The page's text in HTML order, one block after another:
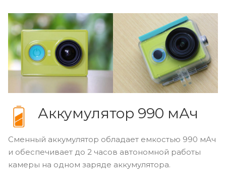
Аккумулятор 990 мАч
Сменный аккумулятор обладает емкостью 990 мАч
и обеспечивает до 2 часов автономной работы
камеры на одном заряде аккумулятора.